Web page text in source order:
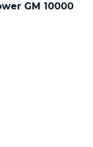
GM 10000